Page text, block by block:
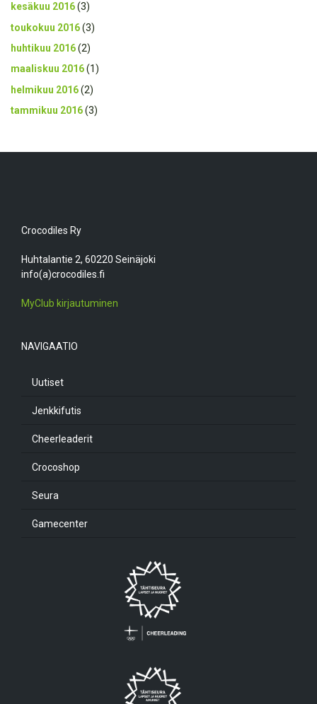
kesäkuu 2016(3)
toukokuu 2016(3)
huhtikuu 2016(2)
maaliskuu 2016(1)
helmikuu 2016(2)
tammikuu 2016(3)
Crocodiles Ry
Huhtalantie 2, 60220 Seinäjoki
info(a)crocodiles.fi
MyClub kirjautuminen
NAVIGAATIO
Uutiset
Jenkkifutis
Cheerleaderit
Crocoshop
Seura
Gamecenter